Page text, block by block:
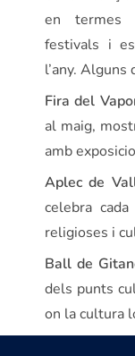
en termes
festivals i
l’any. Alguns
Fira del
al maig,
amb
Aplec de
celebra
religioses i
Ball de
dels punts
on la cultura